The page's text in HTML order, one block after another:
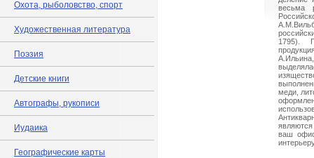
Охота, рыболовство, спорт
Художественная литература
Поэзия
Детские книги
Автографы, рукописи
Иудаика
Географические карты
весьма
1795).
меди,
ваш